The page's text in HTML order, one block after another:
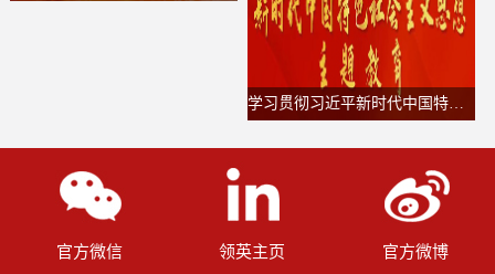
学习贯彻习近平新时代中国特色社会主义思想主题教育
官方微信 领英主页 官方微博